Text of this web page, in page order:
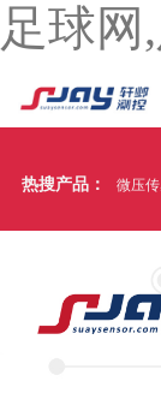
足球网
热搜产品： 微压